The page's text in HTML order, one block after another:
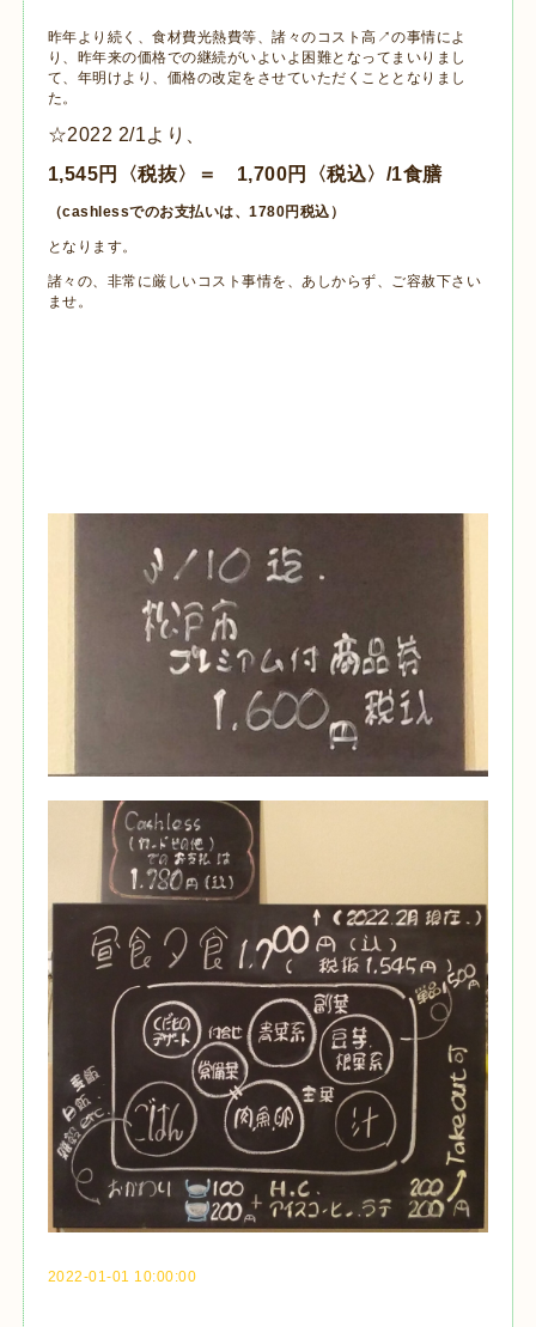
昨年より続く、食材費光熱費等、諸々のコスト高↗︎の事情によ
り、昨年来の価格での継続がいよいよ困難となってまいりまし
て、年明けより、価格の改定をさせていただくこととなりまし
た。
☆2022 2/1より、
1,545円〈税抜〉＝ 1,700円〈税込〉/1食膳
（cashlessでのお支払いは、1780円税込）
となります。
諸々の、非常に厳しいコスト事情を、あしからず、ご容赦下さい
ませ。
2022-01-01 10:00:00